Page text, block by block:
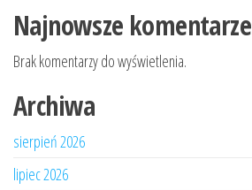
Najnowsze komentarze
Brak komentarzy do wyświetlenia.
Archiwa
sierpień 2026
lipiec 2026